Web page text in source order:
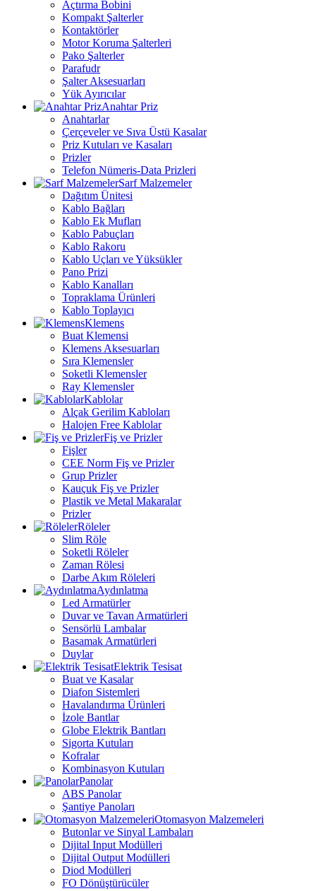
Açtırma Bobini
Kompakt Şalterler
Kontaktörler
Motor Koruma Şalterleri
Pako Şalterler
Parafudr
Şalter Aksesuarları
Yük Ayırıcılar
Anahtar Priz
Anahtarlar
Çerçeveler ve Sıva Üstü Kasalar
Priz Kutuları ve Kasaları
Prizler
Telefon Nümeris-Data Prizleri
Sarf Malzemeler
Dağıtım Ünitesi
Kablo Bağları
Kablo Ek Mufları
Kablo Pabuçları
Kablo Rakoru
Kablo Uçları ve Yüksükler
Pano Prizi
Kablo Kanalları
Topraklama Ürünleri
Kablo Toplayıcı
Klemens
Buat Klemensi
Klemens Aksesuarları
Sıra Klemensler
Soketli Klemensler
Ray Klemensler
Kablolar
Alçak Gerilim Kabloları
Halojen Free Kablolar
Fiş ve Prizler
Fişler
CEE Norm Fiş ve Prizler
Grup Prizler
Kauçuk Fiş ve Prizler
Plastik ve Metal Makaralar
Prizler
Röleler
Slim Röle
Soketli Röleler
Zaman Rölesi
Darbe Akım Röleleri
Aydınlatma
Led Armatürler
Duvar ve Tavan Armatürleri
Sensörlü Lambalar
Basamak Armatürleri
Duylar
Elektrik Tesisat
Buat ve Kasalar
Diafon Sistemleri
Havalandırma Ürünleri
İzole Bantlar
Globe Elektrik Bantları
Sigorta Kutuları
Kofralar
Kombinasyon Kutuları
Panolar
ABS Panolar
Şantiye Panoları
Otomasyon Malzemeleri
Butonlar ve Sinyal Lambaları
Dijital Input Modülleri
Dijital Output Modülleri
Diod Modülleri
FO Dönüştürücüler